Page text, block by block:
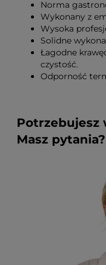
Norma
Wykonany z
Wysoka
Solidne
Łagodne
czystość.
Odporność
Potrzebujesz
Masz pytania?